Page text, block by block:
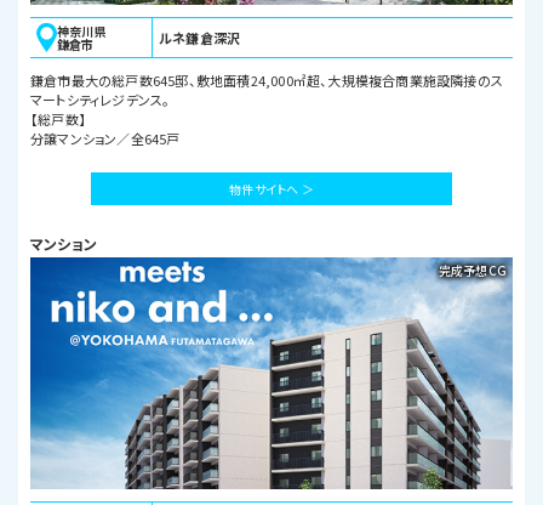
神奈川県
鎌倉市 ルネ鎌倉深沢
鎌倉市最大の総戸数645邸、敷地面積24,000㎡超、大規模複合商業施設隣接のス
マートシティレジデンス。
【総戸数】
分譲マンション／全645戸
物件サイトへ ＞
マンション
完成予想CG